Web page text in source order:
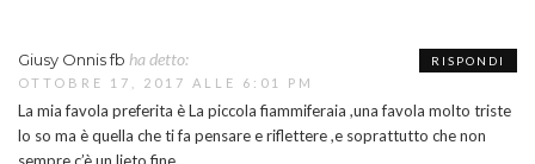
Giusy Onnis fb ha detto:
OTTOBRE 17, 2017 ALLE 6:01 PM
La mia favola preferita è La piccola fiammiferaia ,una favola molto triste
lo so ma è quella che ti fa pensare e riflettere ,e soprattutto che non
RISPONDI